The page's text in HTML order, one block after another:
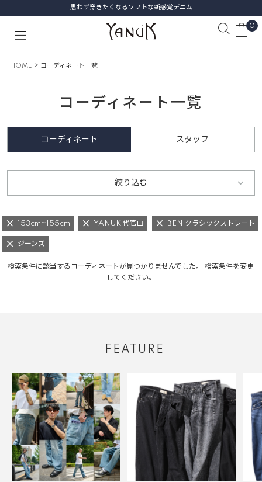
思わず穿きたくなるソフトな新感覚デニム
0
HOME コーディネート一覧
コーディネート一覧
コーディネート スタッフ
絞り込む
153cm~155cm YANUK 代官山 BEN クラシックストレート
ジーンズ
検索条件に該当するコーディネートが見つかりませんでした。 検索条件を変更
してください。
FEATURE